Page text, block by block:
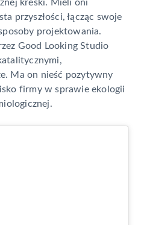
kreski. Mieli oni
przyszłości, łącząc swoje
projektowania.
Good Looking Studio
Ma on nieść pozytywny
firmy w sprawie ekologii